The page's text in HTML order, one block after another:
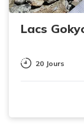
Lacs
20 Jours